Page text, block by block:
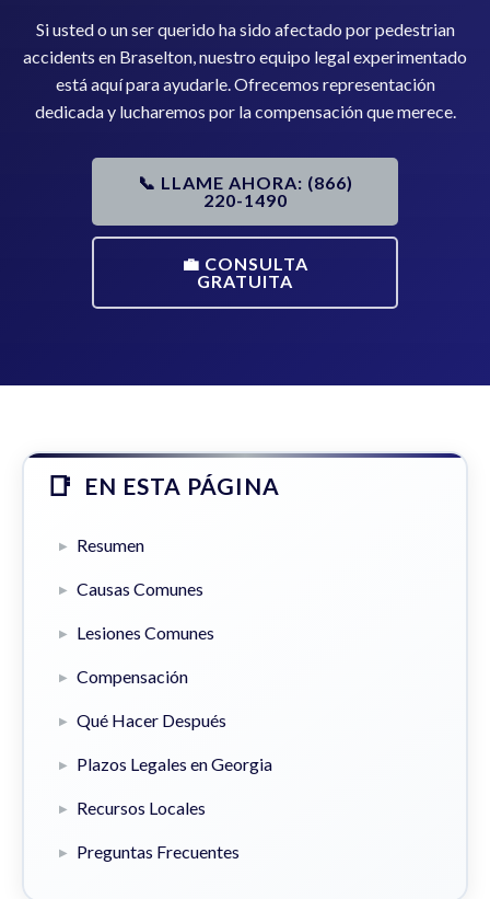
Si usted o un ser querido ha sido afectado por pedestrian
accidents en Braselton, nuestro equipo legal experimentado
está aquí para ayudarle. Ofrecemos representación
dedicada y lucharemos por la compensación que merece.
📞 LLAME AHORA: (866)
220-1490
💼 CONSULTA
GRATUITA
EN ESTA PÁGINA
Resumen
Causas Comunes
Lesiones Comunes
Compensación
Qué Hacer Después
Plazos Legales en Georgia
Recursos Locales
Preguntas Frecuentes